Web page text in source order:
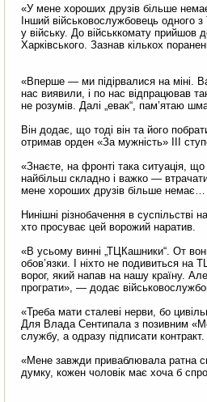
«У мене хороших друзів більше
Інший військовослужбовець
у війську. До військкомату прийшов
Харківського. Зазнав кількох
«Вперше — ми підірвалися на міні.
нас виявили, і по нас відпрацював
не розумів. Далі „евак“, пам’ятаю
Він додає, що тоді він та його
отримав орден «За мужність» ІІІ
«Знаєте, на фронті така ситуація,
найбільш складно і важко —
мене хороших друзів більше
Нинішні різнобачення в
хто просуває цей ворожий наратив.
«В усьому винні „ТЦКашники“. От
обов’язки. І ніхто не подивиться
ворог, який напав на нашу країну.
програти», — додає
«Треба мати сталеві нерви, бо
Для Влада Сентипала з позивним
службу, а одразу підписати контракт.
«Мене завжди приваблювала ратна
думку, кожен чоловік має хоча б